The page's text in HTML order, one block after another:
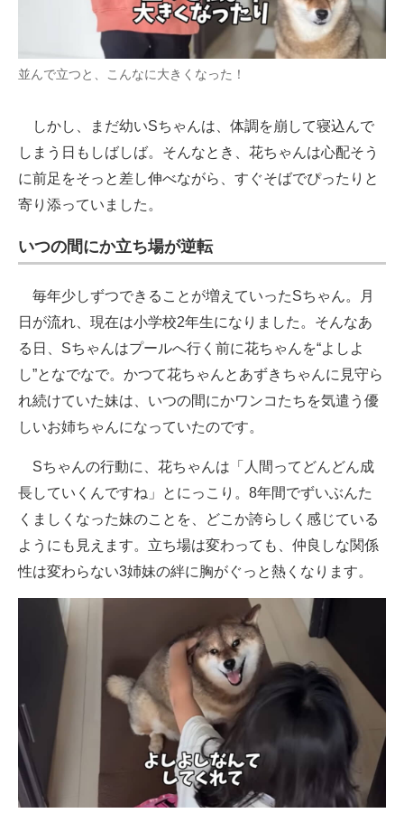
並んで立つと、こんなに大きくなった！
しかし、まだ幼いSちゃんは、体調を崩して寝込んで
しまう日もしばしば。そんなとき、花ちゃんは心配そう
に前足をそっと差し伸べながら、すぐそばでぴったりと
寄り添っていました。
いつの間にか立ち場が逆転
毎年少しずつできることが増えていったSちゃん。月
日が流れ、現在は小学校2年生になりました。そんなあ
る日、Sちゃんはプールへ行く前に花ちゃんを“よしよ
し”となでなで。かつて花ちゃんとあずきちゃんに見守ら
れ続けていた妹は、いつの間にかワンコたちを気遣う優
しいお姉ちゃんになっていたのです。
Sちゃんの行動に、花ちゃんは「人間ってどんどん成
長していくんですね」とにっこり。8年間でずいぶんた
くましくなった妹のことを、どこか誇らしく感じている
ようにも見えます。立ち場は変わっても、仲良しな関係
性は変わらない3姉妹の絆に胸がぐっと熱くなります。